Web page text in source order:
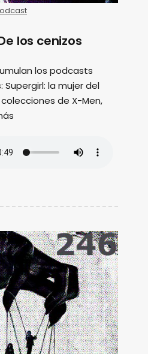
los cenizos
los podcasts
la mujer del
de X-Men,